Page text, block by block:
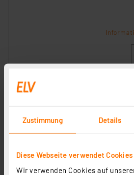
Zustimmung Details
Diese Webseite verwendet Cookies
Wir verwenden Cookies auf